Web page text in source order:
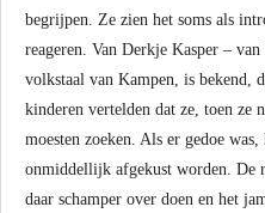
begrijpen. Ze zien het soms als
reageren. Van Derkje Kasper –
volkstaal van Kampen, is bekend,
kinderen vertelden dat ze, toen ze
moesten zoeken. Als er gedoe
onmiddellijk afgekust worden. De
daar schamper over doen en het